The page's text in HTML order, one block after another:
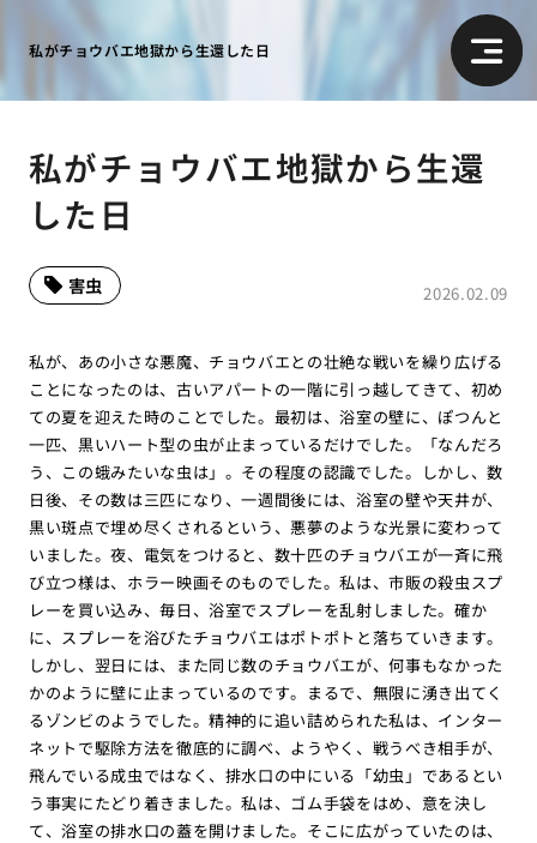
私がチョウバエ地獄から生還した日
私がチョウバエ地獄から生還
した日
2026.02.09
害虫
私が、あの小さな悪魔、チョウバエとの壮絶な戦いを繰り広げる
ことになったのは、古いアパートの一階に引っ越してきて、初め
ての夏を迎えた時のことでした。最初は、浴室の壁に、ぽつんと
一匹、黒いハート型の虫が止まっているだけでした。「なんだろ
う、この蛾みたいな虫は」。その程度の認識でした。しかし、数
日後、その数は三匹になり、一週間後には、浴室の壁や天井が、
黒い斑点で埋め尽くされるという、悪夢のような光景に変わって
いました。夜、電気をつけると、数十匹のチョウバエが一斉に飛
び立つ様は、ホラー映画そのものでした。私は、市販の殺虫スプ
レーを買い込み、毎日、浴室でスプレーを乱射しました。確か
に、スプレーを浴びたチョウバエはポトポトと落ちていきます。
しかし、翌日には、また同じ数のチョウバエが、何事もなかった
かのように壁に止まっているのです。まるで、無限に湧き出てく
るゾンビのようでした。精神的に追い詰められた私は、インター
ネットで駆除方法を徹底的に調べ、ようやく、戦うべき相手が、
飛んでいる成虫ではなく、排水口の中にいる「幼虫」であるとい
う事実にたどり着きました。私は、ゴム手袋をはめ、意を決し
て、浴室の排水口の蓋を開けました。そこに広がっていたのは、